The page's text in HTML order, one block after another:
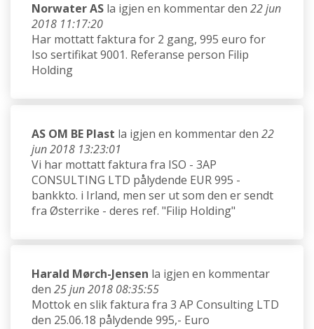
Norwater AS la igjen en kommentar den 22 jun
2018 11:17:20
Har mottatt faktura for 2 gang, 995 euro for
Iso sertifikat 9001. Referanse person Filip
Holding
AS OM BE Plast la igjen en kommentar den 22
jun 2018 13:23:01
Vi har mottatt faktura fra ISO - 3AP
CONSULTING LTD pålydende EUR 995 -
bankkto. i Irland, men ser ut som den er sendt
fra Østerrike - deres ref. "Filip Holding"
Harald Mørch-Jensen la igjen en kommentar
den 25 jun 2018 08:35:55
Mottok en slik faktura fra 3 AP Consulting LTD
den 25.06.18 pålydende 995,- Euro